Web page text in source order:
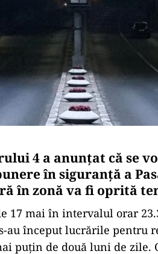
4 a anunțat că se
în siguranță a
în zonă va fi oprită
17 mai în intervalul orar
au început lucrările pentru
puțin de două luni de zile.